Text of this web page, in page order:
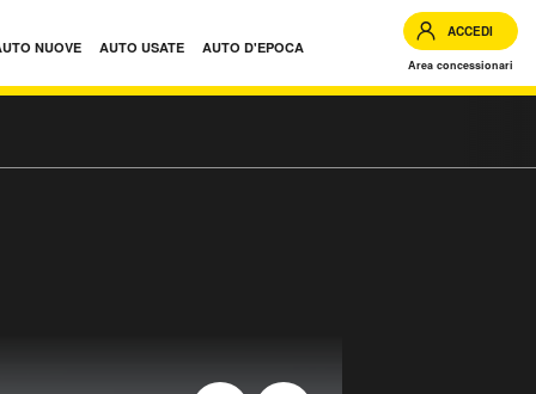
NUOVE AUTO USATE AUTO D'EPOCA
ACCEDI
Area concessionari